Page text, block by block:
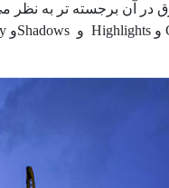
برجسته تر به نظر می